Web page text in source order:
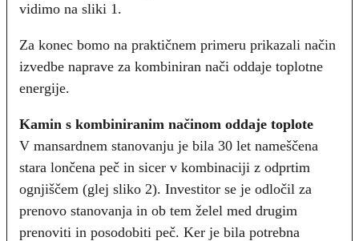
vidimo na sliki 1.
Za konec bomo na praktičnem primeru prikazali način
izvedbe naprave za kombiniran nači oddaje toplotne
energije.
Kamin s kombiniranim načinom oddaje toplote
V mansardnem stanovanju je bila 30 let nameščena
stara lončena peč in sicer v kombinaciji z odprtim
ognjiščem (glej sliko 2). Investitor se je odločil za
prenovo stanovanja in ob tem želel med drugim
prenoviti in posodobiti peč. Ker je bila potrebna